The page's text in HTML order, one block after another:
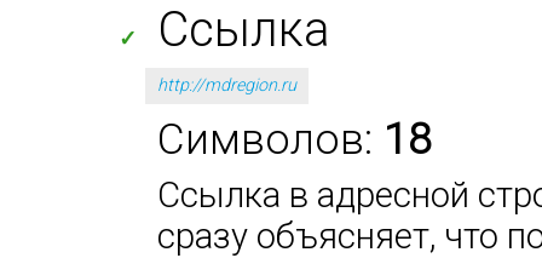
✓ Ссылка
http://mdregion.ru
Символов: 18
Ссылка в адресной
сразу объясняет, что